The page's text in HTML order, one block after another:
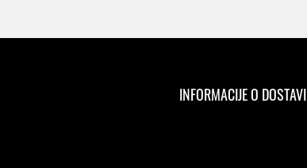
INFORMACIJE O DOSTAVI